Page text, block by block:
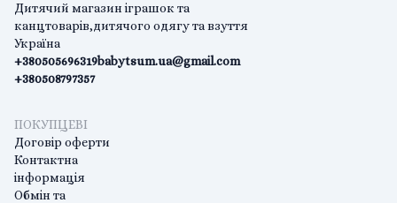
Дитячий магазин іграшок та
канцтоварів,дитячого одягу та взуття
Україна
+380505696319
+380508797357
babytsum.ua@gmail.com
ПОКУПЦЕВІ
Договір оферти
Контактна
інформація
Обмін та